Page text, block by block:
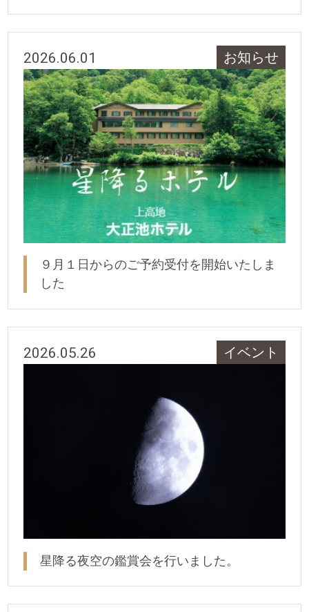
2026.06.01 お知らせ
９月１日からのご予約受付を開始いたしま
した
2026.05.26 イベント
星降る夜空の鑑賞会を行いました。